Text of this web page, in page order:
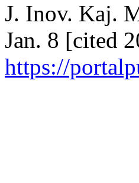
J. Inov. Kaj.
Jan. 8 [cited
https://